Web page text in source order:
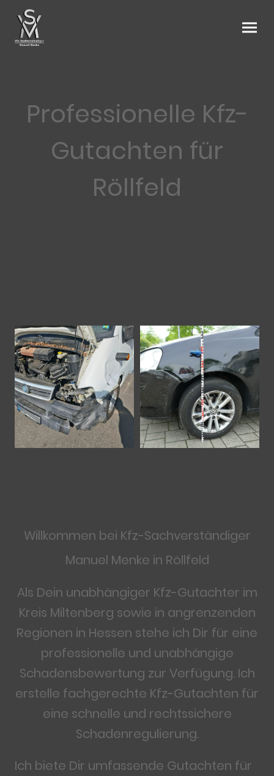
Professionelle Kfz-
Gutachten für
Röllfeld
Willkommen bei Kfz-Sachverständiger
Manuel Menke in Röllfeld
Als Dein unabhängiger Kfz-Gutachter im
Kreis Miltenberg sowie in angrenzenden
Regionen in Hessen stehe ich Dir für eine
professionelle und unabhängige
Schadensbewertung zur Verfügung. Ich
erstelle fachgerechte Kfz-Gutachten für
eine schnelle und rechtssichere
Schadenregulierung.
Ich biete Dir umfassende Gutachten für